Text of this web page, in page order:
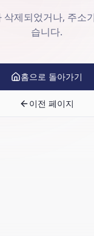
삭제되었거나, 주소
습니다.
홈으로 돌아가기
이전 페이지